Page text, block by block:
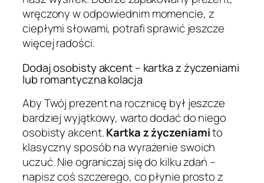
wręczony w odpowiednim momencie, z
ciepłymi słowami, potrafi sprawić jeszcze
więcej radości.
Dodaj osobisty akcent – kartka z życzeniami
lub romantyczna kolacja
Aby Twój prezent na rocznicę był jeszcze
bardziej wyjątkowy, warto dodać do niego
osobisty akcent.Kartka z życzeniamito
klasyczny sposób na wyrażenie swoich
uczuć. Nie ograniczaj się do kilku zdań –
napisz coś szczerego, co płynie prosto z